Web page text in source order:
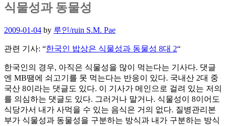
식물성과 동물성
Posted
2009-01-04 by 루인/ruin S.M. Pae
관련 기사: “한국인 밥상은 식물성과 동물성 8대 2“
한국인의 경우, 아직은 식물성을 많이 먹는다는 기사다. 댓글
엔 MB땜에 쇠고기를 못 먹는다는 반응이 있다. 국내산 2대 중
국산 8이라는 댓글도 있다. 이 기사가 메인으로 걸려 있는 저의
를 의심하는 댓글도 있다. 그러거나 말거나. 식물성이 8이어도
식당가서 내가 사먹을 수 있는 음식은 거의 없다. 질병관리본
부가 식물성과 동물성을 구분하는 방식과 내가 구분하는 방식